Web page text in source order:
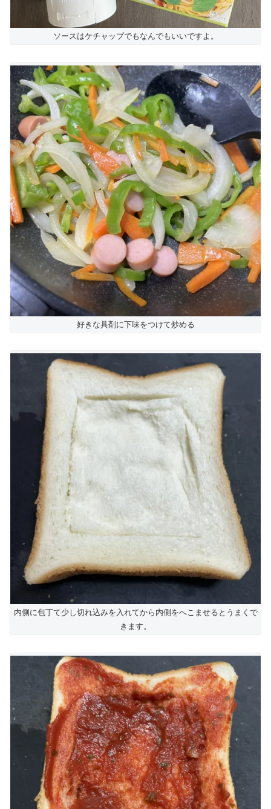
ソースはケチャップでもなんでもいいですよ。
好きな具剤に下味をつけて炒める
内側に包丁て少し切れ込みを入れてから内側をへこませるとうまくで
きます。